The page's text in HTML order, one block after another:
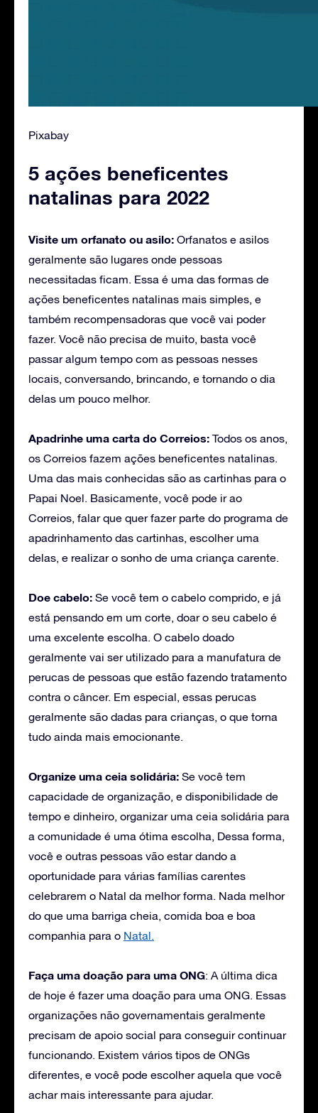
Pixabay
5 ações beneficentes
natalinas para 2022
Visite um orfanato ou asilo: Orfanatos e asilos
geralmente são lugares onde pessoas
necessitadas ficam. Essa é uma das formas de
ações beneficentes natalinas mais simples, e
também recompensadoras que você vai poder
fazer. Você não precisa de muito, basta você
passar algum tempo com as pessoas nesses
locais, conversando, brincando, e tornando o dia
delas um pouco melhor.
Apadrinhe uma carta do Correios: Todos os anos,
os Correios fazem ações beneficentes natalinas.
Uma das mais conhecidas são as cartinhas para o
Papai Noel. Basicamente, você pode ir ao
Correios, falar que quer fazer parte do programa de
apadrinhamento das cartinhas, escolher uma
delas, e realizar o sonho de uma criança carente.
Doe cabelo: Se você tem o cabelo comprido, e já
está pensando em um corte, doar o seu cabelo é
uma excelente escolha. O cabelo doado
geralmente vai ser utilizado para a manufatura de
perucas de pessoas que estão fazendo tratamento
contra o câncer. Em especial, essas perucas
geralmente são dadas para crianças, o que torna
tudo ainda mais emocionante.
Organize uma ceia solidária: Se você tem
capacidade de organização, e disponibilidade de
tempo e dinheiro, organizar uma ceia solidária para
a comunidade é uma ótima escolha, Dessa forma,
você e outras pessoas vão estar dando a
oportunidade para várias famílias carentes
celebrarem o Natal da melhor forma. Nada melhor
do que uma barriga cheia, comida boa e boa
companhia para o Natal.
Faça uma doação para uma ONG: A última dica
de hoje é fazer uma doação para uma ONG. Essas
organizações não governamentais geralmente
precisam de apoio social para conseguir continuar
funcionando. Existem vários tipos de ONGs
diferentes, e você pode escolher aquela que você
achar mais interessante para ajudar.